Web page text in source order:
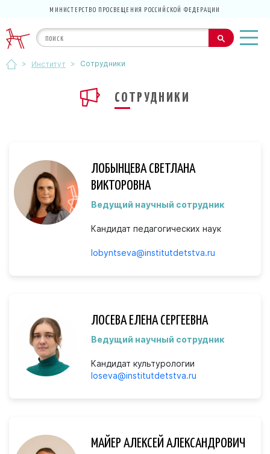
МИНИСТЕРСТВО ПРОСВЕЩЕНИЯ РОССИЙСКОЙ ФЕДЕРАЦИИ
> Институт > Сотрудники
СОТРУДНИКИ
ЛОБЫНЦЕВА СВЕТЛАНА
ВИКТОРОВНА
Ведущий научный сотрудник
Кандидат педагогических наук
lobyntseva@institutdetstva.ru
ЛОСЕВА ЕЛЕНА СЕРГЕЕВНА
Ведущий научный сотрудник
Кандидат культурологии
loseva@institutdetstva.ru
МАЙЕР АЛЕКСЕЙ АЛЕКСАНДРОВИЧ